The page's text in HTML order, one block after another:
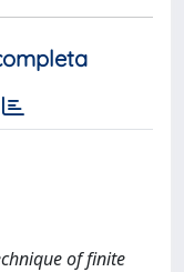
of finite